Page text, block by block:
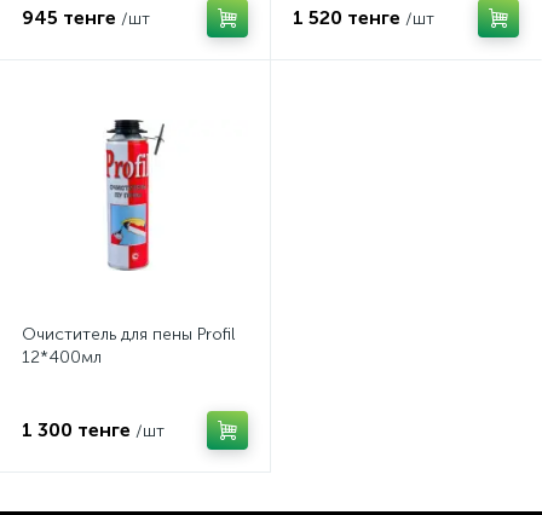
945 тенге /шт 1 520 тенге /шт
Очиститель для пены Profil
12*400мл
1 300 тенге /шт